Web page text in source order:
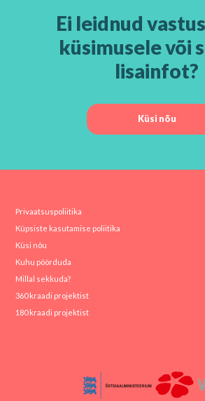
Ei leidnud
küsimusele või
lisainfot?
Küsi nõu
Privaatsuspoliitika
Küpsiste kasutamise poliitika
Küsi nõu
Kuhu pöörduda
Millal sekkuda?
360 kraadi projektist
180 kraadi projektist